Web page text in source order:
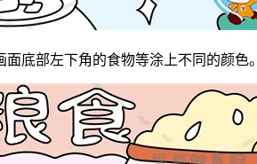
底部左下角的食物等涂上不同的颜色。